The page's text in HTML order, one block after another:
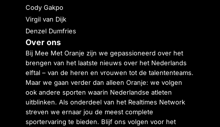
Cody Gakpo
Virgil van Dijk
Denzel Dumfries
Over ons
Bij Mee Met Oranje zijn we gepassioneerd over het
brengen van het laatste nieuws over het Nederlands
elftal – van de heren en vrouwen tot de talententeams.
Maar we gaan verder dan alleen Oranje: we volgen
ook andere sporten waarin Nederlandse atleten
uitblinken. Als onderdeel van het Realtimes Network
streven we ernaar jou de meest complete
sportervaring te bieden. Blijf ons volgen voor het